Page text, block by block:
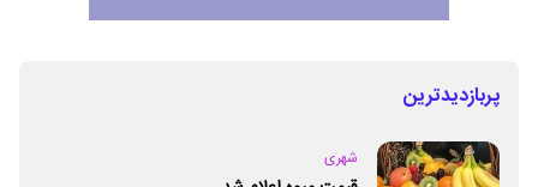
پربازدیدترین
شهری